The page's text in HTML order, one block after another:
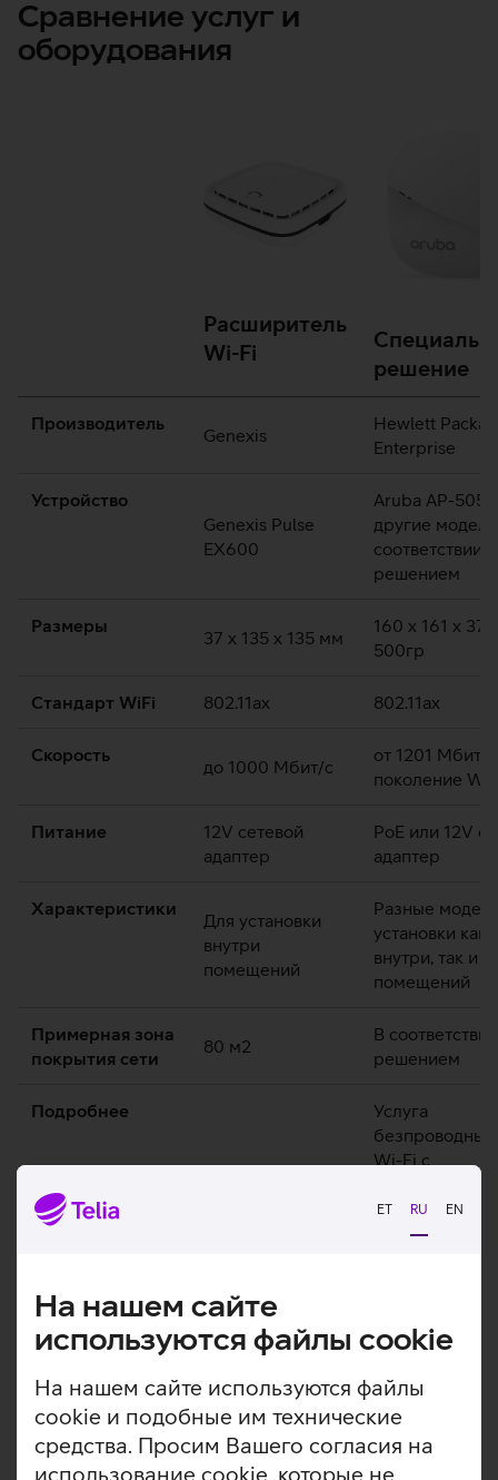
ET RU EN
На нашем сайте
используются файлы cookie
На нашем сайте используются файлы
cookie и подобные им технические
средства. Просим Вашего согласия на
использование cookie, которые не
Сравнение услуг и
оборудования
Расширитель
Wi-Fi
решение
Производитель
Genexis
Hewlett
Enterprise
Устройство
Genexis Pulse
EX600
Aruba AP-505
другие
соответствии с
решением
Размеры
37 x 135 x 135 мм
160 x 161 x 37
500гр
Стандарт WiFi 802.11ax 802.11ax
Скорость
до 1000 Мбит/с
от 1201 Мбит/с
поколение
Питание
12V сетевой
адаптер
PoE или 12V
адаптер
Характеристики
Для установки
внутри
помещений
Разные
установки как
внутри, так и
помещений
Примерная зона
покрытия сети
80 м2
В
решением
Подробнее
площадей, где
сеть используют
до 10 устройств.
Расширитель Wi-
Fi необходим,
если зона
покрытия Wi-Fi
Услуга
безпроводных
Wi-Fi с
решением
– и в
на улице.
опытные
спланируют и
настроят